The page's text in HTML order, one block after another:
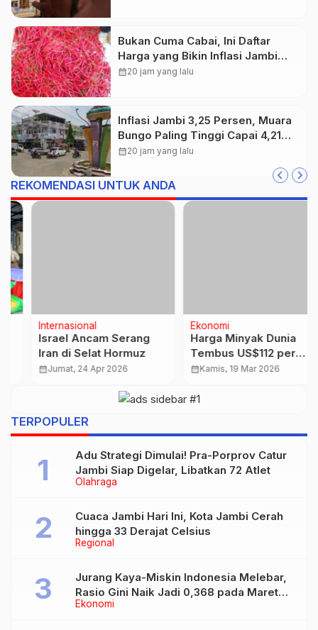
Bukan Cuma Cabai, Ini Daftar
Harga yang Bikin Inflasi Jambi
Tembus 3,25 Persen
calendar_month20 jam yang lalu
Inflasi Jambi 3,25 Persen, Muara
Bungo Paling Tinggi Capai 4,21
Persen
calendar_month20 jam yang lalu
REKOMENDASI UNTUK ANDA
Internasional
Israel Ancam Serang
Iran di Selat Hormuz
Jumat, 24 Apr 2026
Ekonomi
Harga Minyak Dunia
Tembus US$112 per
Barel Imbas Serangan
Kamis, 19 Mar 2026
TERPOPULER
Olahraga
Adu Strategi Dimulai! Pra-Porprov Catur
Jambi Siap Digelar, Libatkan 72 Atlet
Regional
Cuaca Jambi Hari Ini, Kota Jambi Cerah
hingga 33 Derajat Celsius
Ekonomi
Jurang Kaya-Miskin Indonesia Melebar,
Rasio Gini Naik Jadi 0,368 pada Maret
2026